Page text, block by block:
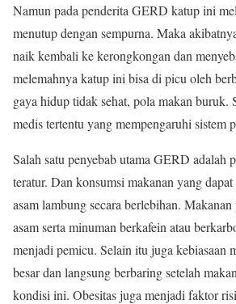
Namun pada penderita GERD katup ini
menutup dengan sempurna. Maka
naik kembali ke kerongkongan dan
melemahnya katup ini bisa di picu oleh
gaya hidup tidak sehat, pola makan buruk.
medis tertentu yang mempengaruhi sistem
Salah satu penyebab utama GERD adalah
teratur. Dan konsumsi makanan yang
asam lambung secara berlebihan. Makanan
asam serta minuman berkafein atau
menjadi pemicu. Selain itu juga kebiasaan
besar dan langsung berbaring setelah
kondisi ini. Obesitas juga menjadi faktor